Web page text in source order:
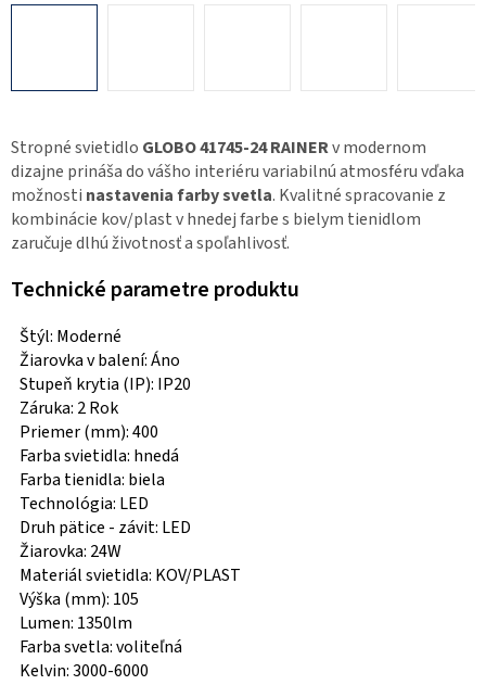
Stropné svietidlo GLOBO 41745-24 RAINERv modernom
dizajne prináša do vášho interiéru variabilnú atmosféru vďaka
možnosti nastavenia farby svetla. Kvalitné spracovanie z
kombinácie kov/plast v hnedej farbe s bielym tienidlom
zaručuje dlhú životnosť a spoľahlivosť.
Technické parametre produktu
Štýl: Moderné
Žiarovka v balení: Áno
Stupeň krytia (IP): IP20
Záruka: 2 Rok
Priemer (mm): 400
Farba svietidla: hnedá
Farba tienidla: biela
Technológia: LED
Druh pätice - závit: LED
Žiarovka: 24W
Materiál svietidla: KOV/PLAST
Výška (mm): 105
Lumen: 1350lm
Farba svetla: voliteľná
Kelvin: 3000-6000